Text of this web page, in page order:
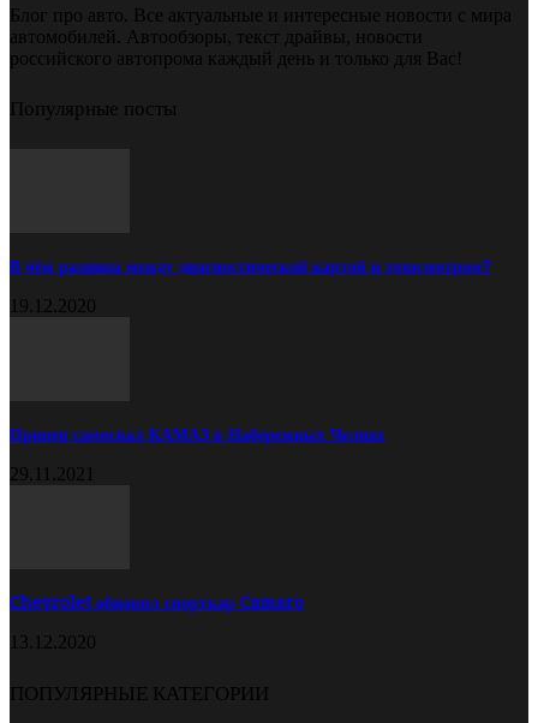
Блог про авто. Все актуальные и интересные новости с мира
автомобилей. Автообзоры, текст драйвы, новости
российского автопрома каждый день и только для Вас!
Популярные посты
В чём разница между диагностической картой и техосмотром?
19.12.2020
Прицеп самосвал КАМАЗ в Набережных Челнах
29.11.2021
Chevrolet обновил спорткар Camaro
13.12.2020
ПОПУЛЯРНЫЕ КАТЕГОРИИ